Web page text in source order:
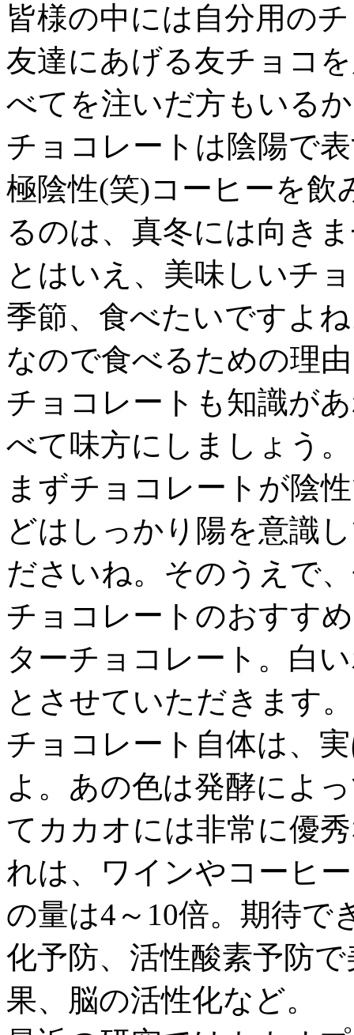
皆様の中には自分用の
友達にあげる友チョコ
べてを注いだ方もいる
チョコレートは陰陽で
極陰性(笑)コーヒーを
るのは、真冬には向き
とはいえ、美味しいチ
季節、食べたいですよ
なので食べるための理
チョコレートも知識が
べて味方にしましょう。
まずチョコレートが陰
どはしっかり陽を意識
ださいね。そのうえで
チョコレートのおすす
ターチョコレート。白
とさせていただきます。
チョコレート自体は、
よ。あの色は発酵によ
てカカオには非常に優
れは、ワインやコーヒ
の量は4～10倍。期待で
化予防、活性酸素予防
果、脳の活性化など。